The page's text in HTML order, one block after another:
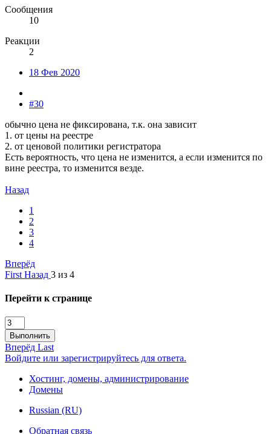
Сообщения
10
Реакции
2
18 Фев 2020
#30
обычно цена не фиксирована, т.к. она зависит
1. от цены на реестре
2. от ценовой политики регистратора
Есть вероятность, что цена не изменится, а если изменится по
вине реестра, то изменится везде.
Назад
1
2
3
4
Вперёд
First Назад 3 из 4
Перейти к странице
Выполнить
Вперёд Last
Войдите или зарегистрируйтесь для ответа.
Хостинг, домены, администрирование
Домены
Russian (RU)
Обратная связь